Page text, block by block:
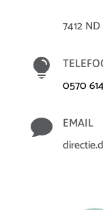
7412

0570
 EMAIL